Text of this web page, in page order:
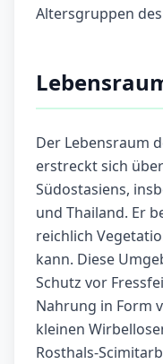
Altersgruppen
Der Lebensraum
erstreckt sich
Südostasiens,
und Thailand. Er
reichlich
kann. Diese
Schutz vor
Nahrung in Form
kleinen
Rosthals-